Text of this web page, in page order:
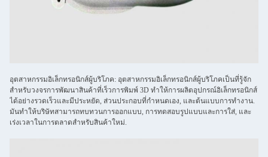
อุตสาหกรรมอิเล็กทรอนิกส์ผู้บริโภค: อุตสาหกรรมอิเล็กทรอนิกส์ผู้บริโภคเป็นที่รู้จัก
สําหรับวงจรการพัฒนาสินค้าที่เร็วการพิมพ์ 3D ทําให้การผลิตอุปกรณ์อิเล็กทรอนิกส์
ได้อย่างรวดเร็วและมีประหยัด, ส่วนประกอบที่กําหนดเอง, และต้นแบบการทํางาน.
มันทําให้บริษัทสามารถทบทวนการออกแบบ, การทดสอบรูปแบบและการใส่, และ
เร่งเวลาในการตลาดสําหรับสินค้าใหม่.